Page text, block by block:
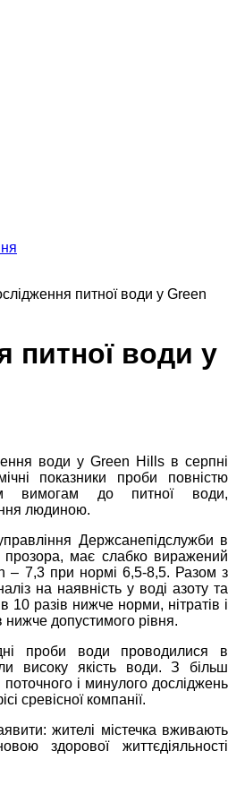
питної води у Green
питної води у
води у Green Hills в серпні
показники проби повністю
вимогам до питної води,
людиною.
Держсанепідслужби в
прозора, має слабко виражений
– 7,3 при нормі 6,5-8,5. Разом з
на наявність у воді азоту та
10 разів нижче норми, нітратів і
нижче допустимого рівня.
проби води проводилися в
високу якість води. З більш
і минулого досліджень
сревісної компанії.
жителі містечка вживають
здорової життєдіяльності